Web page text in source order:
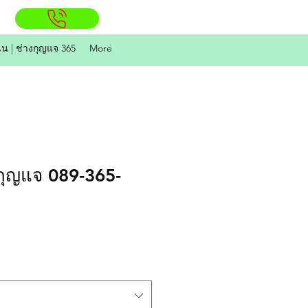
| ช่างกุญแจ 365 More
แจ 089-365-